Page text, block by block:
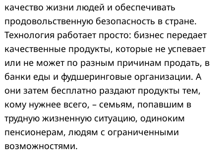
качество жизни людей и обеспечивать
продовольственную безопасность в стране.
Технология работает просто: бизнес передает
качественные продукты, которые не успевает
или не может по разным причинам продать, в
банки еды и фудшеринговые организации. А
они затем бесплатно раздают продукты тем,
кому нужнее всего, – семьям, попавшим в
трудную жизненную ситуацию, одиноким
пенсионерам, людям с ограниченными
возможностями.